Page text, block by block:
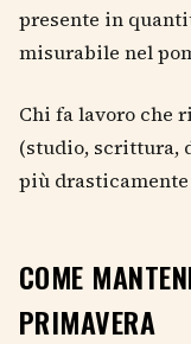
presente in
misurabile nel
Chi fa lavoro che
(studio, scrittura,
più
COME
PRIMAVERA